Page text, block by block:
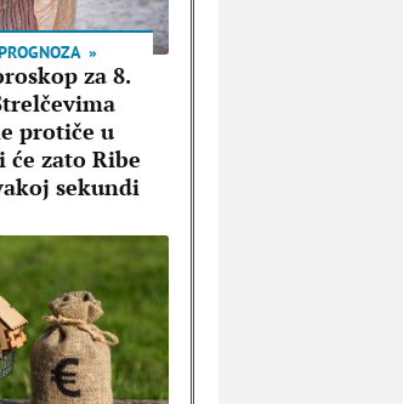
za 8.
protiče u
zato Ribe
sekundi